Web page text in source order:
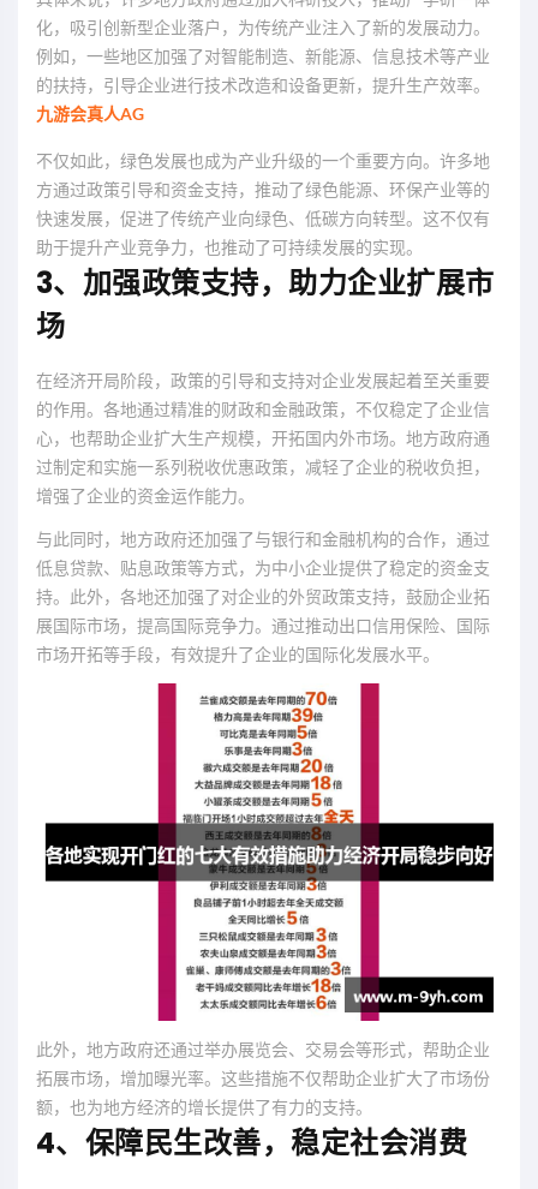
化，吸引创新型企业落户，为传统产业注入了新的发展动力。
例如，一些地区加强了对智能制造、新能源、信息技术等产业
的扶持，引导企业进行技术改造和设备更新，提升生产效率。
九游会真人AG
不仅如此，绿色发展也成为产业升级的一个重要方向。许多地
方通过政策引导和资金支持，推动了绿色能源、环保产业等的
快速发展，促进了传统产业向绿色、低碳方向转型。这不仅有
助于提升产业竞争力，也推动了可持续发展的实现。
3、加强政策支持，助力企业扩展市
场
在经济开局阶段，政策的引导和支持对企业发展起着至关重要
的作用。各地通过精准的财政和金融政策，不仅稳定了企业信
心，也帮助企业扩大生产规模，开拓国内外市场。地方政府通
过制定和实施一系列税收优惠政策，减轻了企业的税收负担，
增强了企业的资金运作能力。
与此同时，地方政府还加强了与银行和金融机构的合作，通过
低息贷款、贴息政策等方式，为中小企业提供了稳定的资金支
持。此外，各地还加强了对企业的外贸政策支持，鼓励企业拓
展国际市场，提高国际竞争力。通过推动出口信用保险、国际
市场开拓等手段，有效提升了企业的国际化发展水平。
此外，地方政府还通过举办展览会、交易会等形式，帮助企业
拓展市场，增加曝光率。这些措施不仅帮助企业扩大了市场份
额，也为地方经济的增长提供了有力的支持。
4、保障民生改善，稳定社会消费